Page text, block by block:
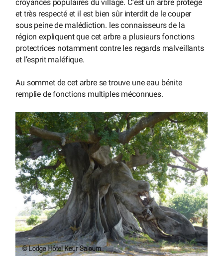
croyances populaires du village. C’est un arbre protégé
et très respecté et il est bien sûr interdit de le couper
sous peine de malédiction. les connaisseurs de la
région expliquent que cet arbre a plusieurs fonctions
protectrices notamment contre les regards malveillants
et l’esprit maléfique.
Au sommet de cet arbre se trouve une eau bénite
remplie de fonctions multiples méconnues.